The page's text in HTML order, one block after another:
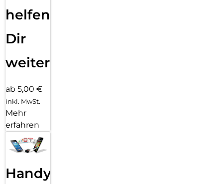
helfen
Dir
weiter
ab 5,00 €
inkl. MwSt.
Mehr
erfahren
Handy